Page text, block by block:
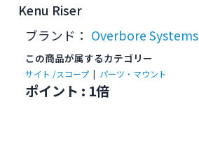
Kenu Riser
ブランド： Overbore Systems
この商品が属するカテゴリー
サイト /スコープ | パーツ・マウント
ポイント : 1倍